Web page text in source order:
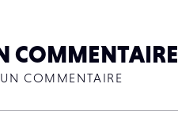
COMMENTAIRE
COMMENTAIRE